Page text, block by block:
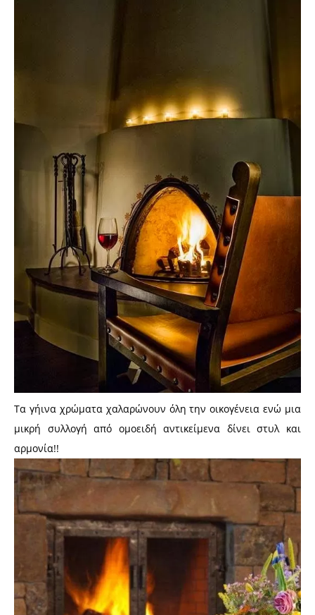
Τα γήινα χρώματα χαλαρώνουν όλη την οικογένεια ενώ μια
μικρή συλλογή από ομοειδή αντικείμενα δίνει στυλ και
αρμονία!!